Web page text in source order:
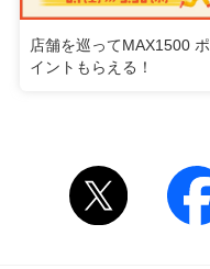
店舗を巡ってMAX1500 ポ
イントもらえる！